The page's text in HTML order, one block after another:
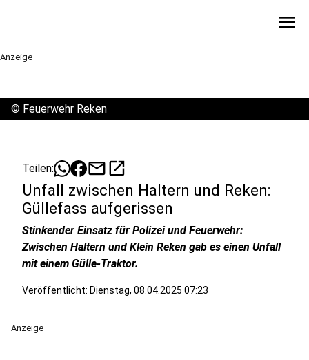
menu
Anzeige
© Feuerwehr Reken
Teilen: mailopen_in_new
Unfall zwischen Haltern und Reken:
Güllefass aufgerissen
Stinkender Einsatz für Polizei und Feuerwehr:
Zwischen Haltern und Klein Reken gab es einen Unfall
mit einem Gülle-Traktor.
Veröffentlicht: Dienstag, 08.04.2025 07:23
Anzeige